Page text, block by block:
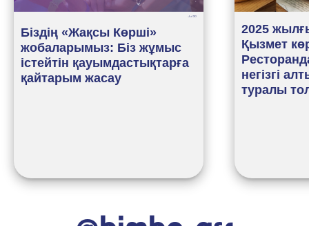
Jul 30
Біздің «Жақсы Көрші»
жобаларымыз: Біз жұмыс
істейтін қауымдастықтарға
қайтарым жасау
2025
Қызмет
негізгі
туралы